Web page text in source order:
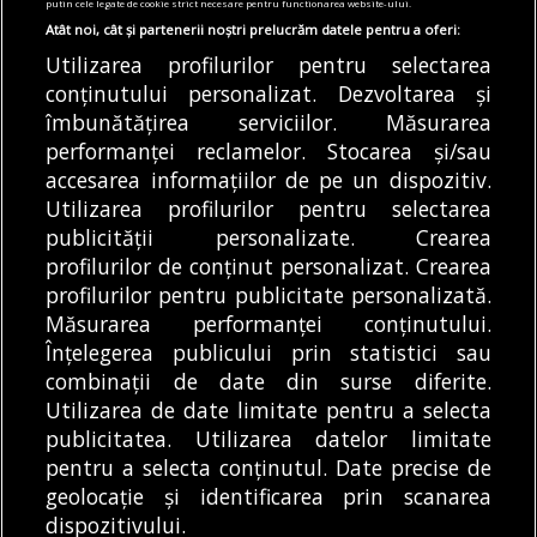
05/08/2026
Articole Știri
Noi întreruperi de curent în București, Ilfov
și Giurgiu. Rețele Electrice Muntenia
transmite lista actualizată a străzilor
afectate
MODIFICĂ SETĂRILE COOKIES
© Copyright 2025 - Buletin de București.
Găzduit dePresslabs.com. Powered by TRS Design.
Despre
Noi
Media
Kit
Politică De
Confidențialitate
Cookie
Policy (EU)
Cookie
Policy
Atât noi, cât și partenerii noștri prelucrăm datele pentru a oferi:
Utilizarea profilurilor pentru selectarea
conținutului personalizat. Dezvoltarea și
îmbunătățirea serviciilor. Măsurarea
performanței reclamelor. Stocarea și/sau
accesarea informațiilor de pe un dispozitiv.
Utilizarea profilurilor pentru selectarea
publicității personalizate. Crearea
profilurilor de conținut personalizat. Crearea
profilurilor pentru publicitate personalizată.
Măsurarea performanței conținutului.
Înțelegerea publicului prin statistici sau
combinații de date din surse diferite.
Utilizarea de date limitate pentru a selecta
publicitatea. Utilizarea datelor limitate
pentru a selecta conținutul. Date precise de
geolocație și identificarea prin scanarea
dispozitivului.